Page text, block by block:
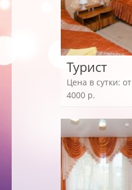
Турист
Цена в сутки: от
4000 р.